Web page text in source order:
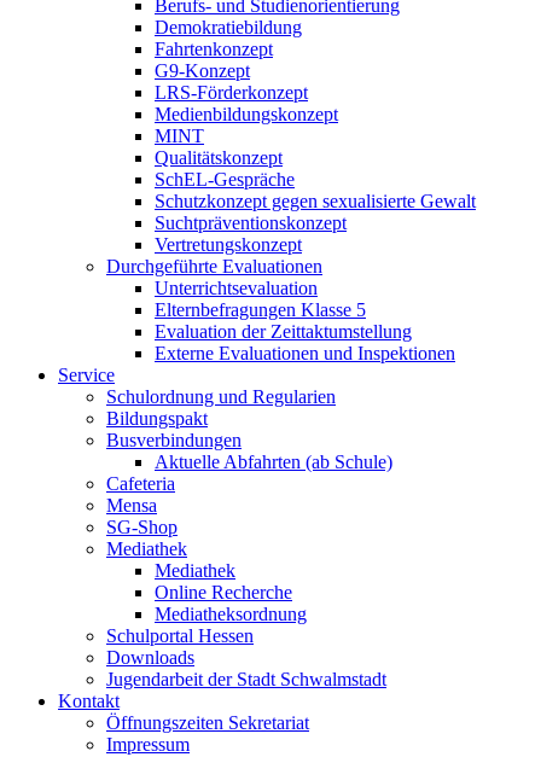
Berufs- und Studienorientierung
Demokratiebildung
Fahrtenkonzept
G9-Konzept
LRS-Förderkonzept
Medienbildungskonzept
MINT
Qualitätskonzept
SchEL-Gespräche
Schutzkonzept gegen sexualisierte Gewalt
Suchtpräventionskonzept
Vertretungskonzept
Durchgeführte Evaluationen
Unterrichtsevaluation
Elternbefragungen Klasse 5
Evaluation der Zeittaktumstellung
Externe Evaluationen und Inspektionen
Service
Schulordnung und Regularien
Bildungspakt
Busverbindungen
Aktuelle Abfahrten (ab Schule)
Cafeteria
Mensa
SG-Shop
Mediathek
Mediathek
Online Recherche
Mediatheksordnung
Schulportal Hessen
Downloads
Jugendarbeit der Stadt Schwalmstadt
Kontakt
Öffnungszeiten Sekretariat
Impressum